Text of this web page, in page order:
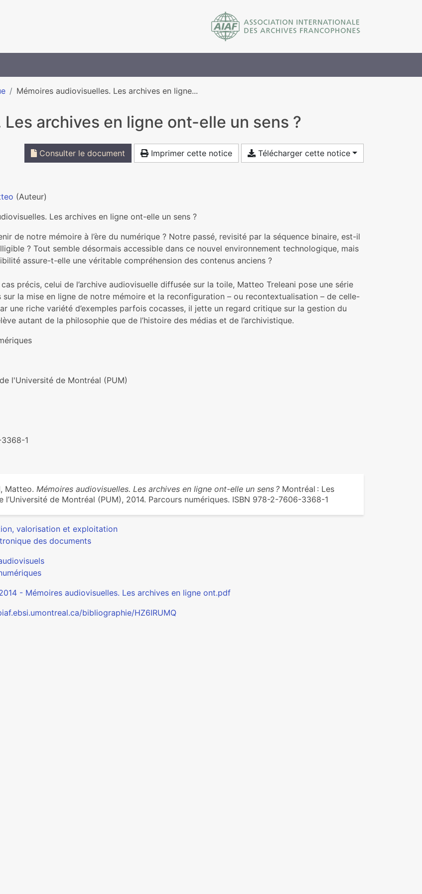
Mémoires audiovisuelles. Les archives en ligne...
archives en ligne ont-elle un sens ?
Consulter le document Imprimer cette notice Télécharger cette notice
(Auteur)
Les archives en ligne ont-elle un sens ?
de notre mémoire à l’ère du numérique ? Notre passé, revisité par la séquence binaire, est-il
? Tout semble désormais accessible dans ce nouvel environnement technologique, mais
assure-t-elle une véritable compréhension des contenus anciens ?
cas précis, celui de l’archive audiovisuelle diffusée sur la toile, Matteo Treleani pose une série
sur la mise en ligne de notre mémoire et la reconfiguration – ou recontextualisation – de celle-
une riche variété d’exemples parfois cocasses, il jette un regard critique sur la gestion du
autant de la philosophie que de l’histoire des médias et de l’archivistique.
l'Université de Montréal (PUM)
1
Matteo. Mémoires audiovisuelles. Les archives en ligne ont-elle un sens ? Montréal : Les
l’Université de Montréal (PUM), 2014. Parcours numériques. ISBN 978-2-7606-3368-1
valorisation et exploitation
des documents
- Mémoires audiovisuelles. Les archives en ligne ont.pdf
bibliographie/HZ6IRUMQ